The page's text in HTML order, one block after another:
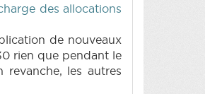
des allocations
de nouveaux
rien que pendant le
les autres